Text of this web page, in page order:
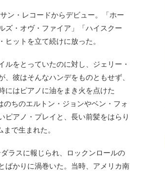
ン・レコードからデビュー。「ホー
ズ・オヴ・ファイア」「ハイスクー
ットを立て続けに放った。
をとっていたのに対し、ジェリー・
彼はそんなハンデをものともせず、
にはピアノに油をまき火を点けた
ちのエルトン・ジョンやベン・フォ
ピアノ・プレイと、長い前髪をはらり
で生まれた。
ラスに報じられ、ロックンロールの
ばかりに渦巻いた。当時、アメリカ南